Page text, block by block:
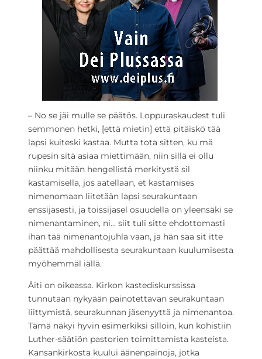
– No se jäi mulle se päätös. Loppuraskaudest tuli
semmonen hetki, [että mietin] että pitäiskö tää
lapsi kuiteski kastaa. Mutta tota sitten, ku mä
rupesin sitä asiaa miettimään, niin sillä ei ollu
niinku mitään hengellistä merkitystä sil
kastamisella, jos aatellaan, et kastamises
nimenomaan liitetään lapsi seurakuntaan
enssijasesti, ja toissijasel osuudella on yleensäki se
nimenantaminen, ni… siit tuli sitte ehdottomasti
ihan tää nimenantojuhla vaan, ja hän saa sit itte
päättää mahdollisesta seurakuntaan kuulumisesta
myöhemmäl iällä.
Äiti on oikeassa. Kirkon kastediskurssissa
tunnutaan nykyään painotettavan seurakuntaan
liittymistä, seurakunnan jäsenyyttä ja nimenantoa.
Tämä näkyi hyvin esimerkiksi silloin, kun kohistiin
Luther-säätiön pastorien toimittamista kasteista.
Kansankirkosta kuului äänenpainoja, jotka